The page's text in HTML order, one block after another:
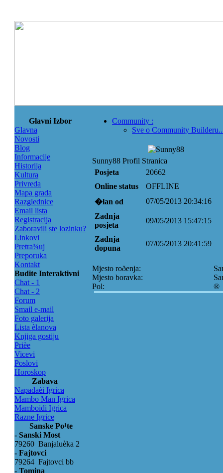
Glavni Izbor
Glavna
Novosti
Blog
Informacije
Historija
Kultura
Privreda
Mapa grada
Razglednice
Email lista
Registracija
Zaboravili ste lozinku?
Linkovi
Pretra¾uj
Preporuka
Kontakt
Budite Interaktivni
Chat - 1
Chat - 2
Forum
Smail e-mail
Foto galerija
Lista èlanova
Knjiga gostiju
Prièe
Vicevi
Poslovi
Horoskop
Zabava
Napadaèi Igrica
Mambo Man Igrica
Mamboidi Igrica
Razne Igrice
Sanske Po¹te
- Sanski Most
79260 Banjaluèka 2
- Fajtovci
79264 Fajtovci bb
- Tomina
Community :
Sve o Community
Sunny88 Profil Stranica
Posjeta
20662
Online status
OFFLINE
�lan od
07/05/2013 20:34:16
Zadnja
posjeta
09/05/2013 15:47:15
Zadnja
dopuna
07/05/2013 20:41:59
Mjesto roðenja:
Mjesto boravka:
Pol:
®